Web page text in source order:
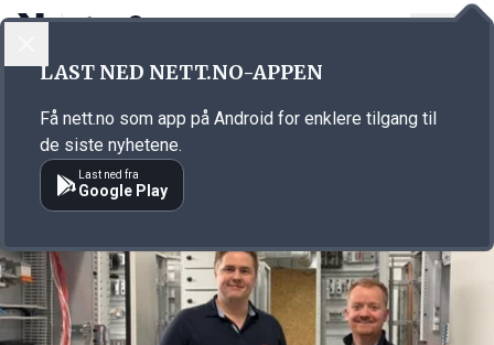
Annonsørinnhold
LAST NED NETT.NO-APPEN
Få nett.no som app på Android for enklere tilgang til
de siste nyhetene.
Last ned fra
Google Play